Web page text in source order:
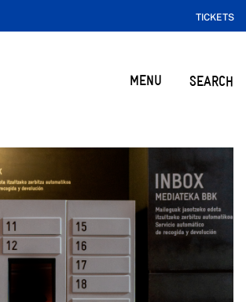
TICKETS
MENU SEARCH